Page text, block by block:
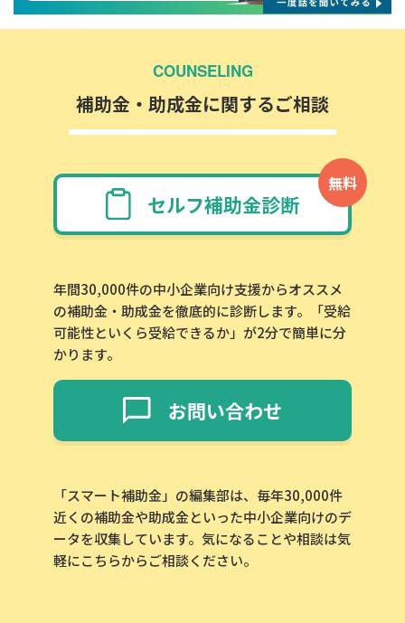
COUNSELING
補助金・助成金に関するご相談
無料
セルフ補助金診断
年間30,000件の中小企業向け支援からオススメ
の補助金・助成金を徹底的に診断します。「受給
可能性といくら受給できるか」が2分で簡単に分
かります。
お問い合わせ
「スマート補助金」の編集部は、毎年30,000件
近くの補助金や助成金といった中小企業向けのデ
ータを収集しています。気になることや相談は気
軽にこちらからご相談ください。